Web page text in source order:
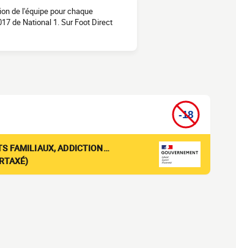
de l'équipe pour chaque
de National 1. Sur Foot Direct
FAMILIAUX, ADDICTION…